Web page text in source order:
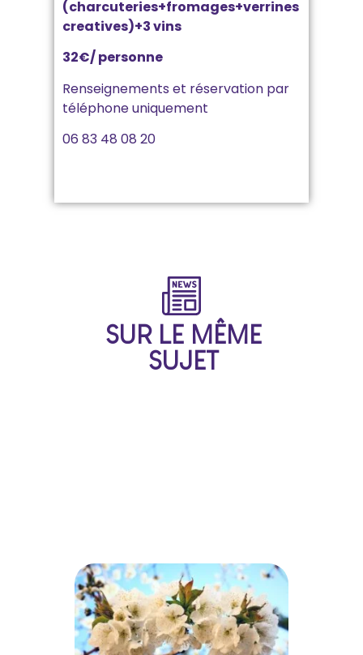
(charcuteries+fromages+verrines
creatives)+3 vins
32€/ personne
Renseignements et réservation par
téléphone uniquement
06 83 48 08 20
SUR LE MÊME
SUJET